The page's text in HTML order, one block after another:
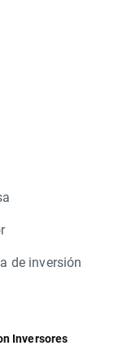
de inversión
Inversores